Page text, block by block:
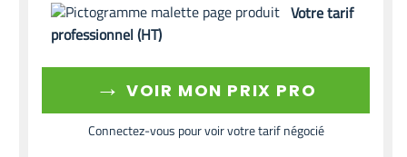
Votre tarif
professionnel (HT)
→ VOIR MON PRIX PRO
Connectez-vous pour voir votre tarif négocié